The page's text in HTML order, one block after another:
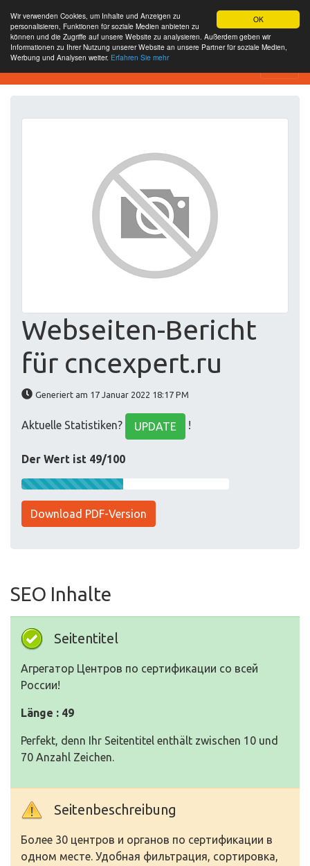
OK
Wir verwenden Cookies, um Inhalte und Anzeigen zu
personalisieren, Funktionen für soziale Medien anbieten zu
können und die Zugriffe auf unsere Website zu analysieren. Außerdem geben wir
Informationen zu Ihrer Nutzung unserer Website an unsere Partner für soziale Medien,
Werbung und Analysen weiter. Erfahren Sie mehr
SEO Analytics
Webseiten-Bericht
für cncexpert.ru
Generiert am 17 Januar 2022 18:17 PM
Aktuelle Statistiken? UPDATE !
Der Wert ist 49/100
Download PDF-Version
SEO Inhalte
Seitentitel
Агрегатор Центров по сертификации со всей
России!
Länge : 49
Perfekt, denn Ihr Seitentitel enthält zwischen 10 und
70 Anzahl Zeichen.
Seitenbeschreibung
Более 30 центров и органов по сертификации в
одном месте. Удобная фильтрация, сортировка,